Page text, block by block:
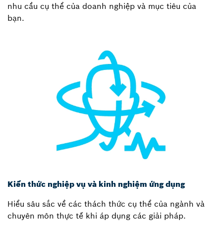
nhu cầu cụ thể của doanh nghiệp và mục tiêu của
bạn.
Kiến thức nghiệp vụ và kinh nghiệm ứng dụng
Hiểu sâu sắc về các thách thức cụ thể của ngành và
chuyên môn thực tế khi áp dụng các giải pháp.